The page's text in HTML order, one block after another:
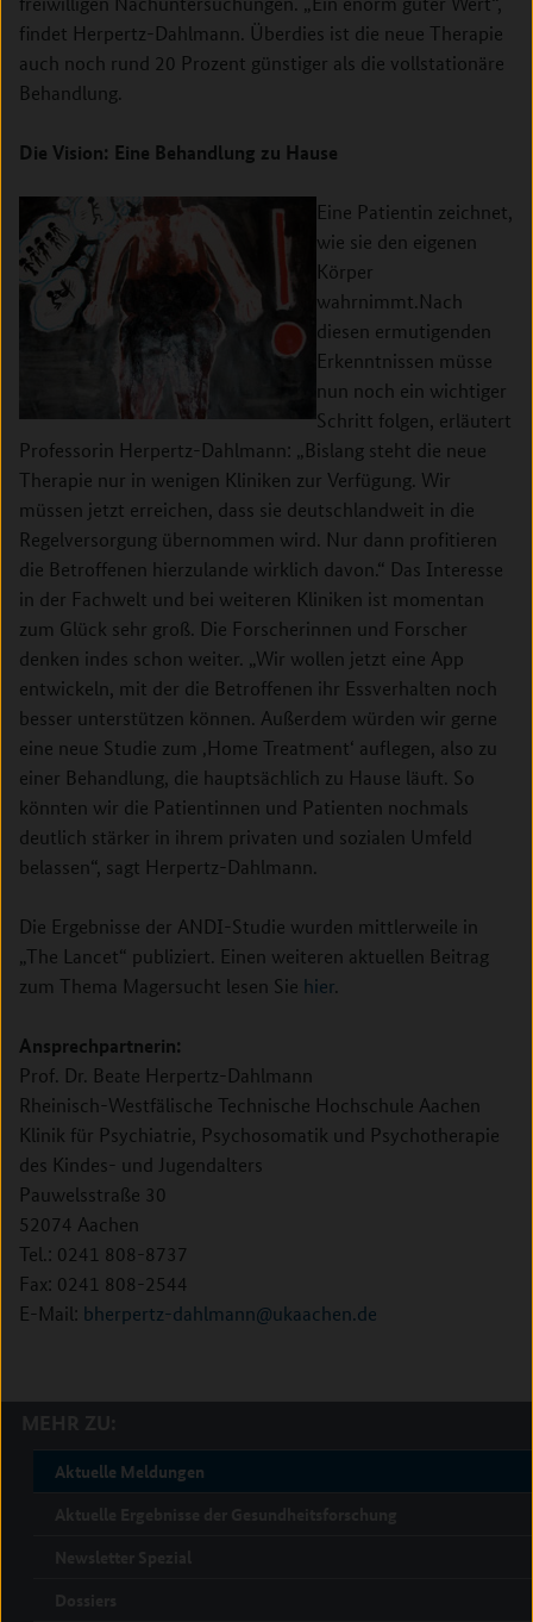
findet Herpertz-Dahlmann. Überdies ist die neue Therapie
auch noch rund 20 Prozent günstiger als die vollstationäre
Behandlung.
Die Vision: Eine Behandlung zu Hause
Eine Patientin zeichnet,
wie sie den eigenen
Körper
wahrnimmt.Nach
diesen ermutigenden
Erkenntnissen müsse
nun noch ein wichtiger
Schritt folgen, erläutert
Professorin Herpertz-Dahlmann: „Bislang steht die neue
Therapie nur in wenigen Kliniken zur Verfügung. Wir
müssen jetzt erreichen, dass sie deutschlandweit in die
Regelversorgung übernommen wird. Nur dann profitieren
die Betroffenen hierzulande wirklich davon.“ Das Interesse
in der Fachwelt und bei weiteren Kliniken ist momentan
zum Glück sehr groß. Die Forscherinnen und Forscher
denken indes schon weiter. „Wir wollen jetzt eine App
entwickeln, mit der die Betroffenen ihr Essverhalten noch
besser unterstützen können. Außerdem würden wir gerne
eine neue Studie zum ‚Home Treatment‘ auflegen, also zu
einer Behandlung, die hauptsächlich zu Hause läuft. So
könnten wir die Patientinnen und Patienten nochmals
deutlich stärker in ihrem privaten und sozialen Umfeld
belassen“, sagt Herpertz-Dahlmann.
Die Ergebnisse der ANDI-Studie wurden mittlerweile in
„The Lancet“ publiziert. Einen weiteren aktuellen Beitrag
zum Thema Magersucht lesen Sie hier.
Ansprechpartnerin:
Prof. Dr. Beate Herpertz-Dahlmann
Rheinisch-Westfälische Technische Hochschule Aachen
Klinik für Psychiatrie, Psychosomatik und Psychotherapie
des Kindes- und Jugendalters
Pauwelsstraße 30
52074 Aachen
Tel.: 0241 808-8737
Fax: 0241 808-2544
E-Mail: bherpertz-dahlmann@ukaachen.de
Aktuelle Meldungen